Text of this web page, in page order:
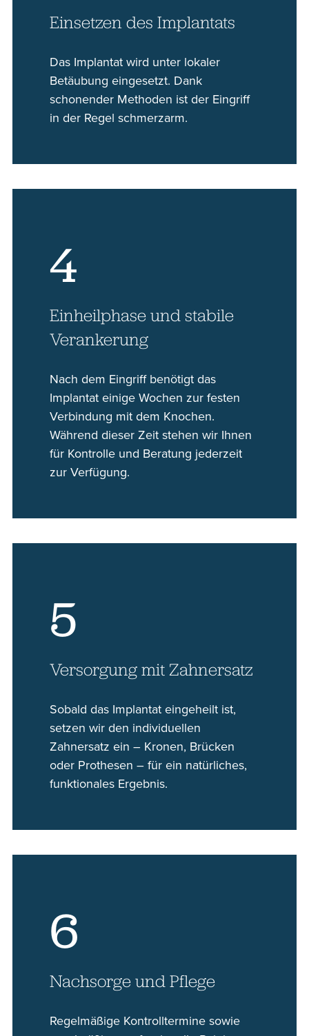
Einsetzen des Implantats
Das Implantat wird unter lokaler
Betäubung eingesetzt. Dank
schonender Methoden ist der Eingriff
in der Regel schmerzarm.
4
Einheilphase und stabile
Verankerung
Nach dem Eingriff benötigt das
Implantat einige Wochen zur festen
Verbindung mit dem Knochen.
Während dieser Zeit stehen wir Ihnen
für Kontrolle und Beratung jederzeit
zur Verfügung.
5
Versorgung mit Zahnersatz
Sobald das Implantat eingeheilt ist,
setzen wir den individuellen
Zahnersatz ein – Kronen, Brücken
oder Prothesen – für ein natürliches,
funktionales Ergebnis.
6
Nachsorge und Pflege
Regelmäßige Kontrolltermine sowie